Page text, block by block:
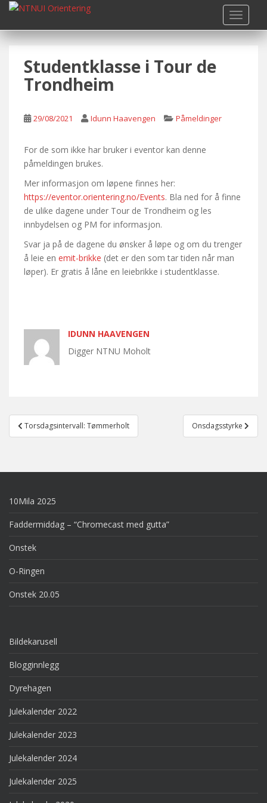
i
Studentklasse i Tour de
Trondheim
29/08/2021 Idunn Haavengen Påmeldinger
For de som ikke har bruker i eventor kan denne
påmeldingen brukes.
Mer informasjon om løpene finnes her:
https://eventor.orientering.no/Events. Bla ned for å finne
de ulike dagene under Tour de Trondheim og les
innbydelsen og PM for informasjon.
Svar ja på de dagene du ønsker å løpe og om du trenger
å leie en emit-brikke (det er den som tar tiden når man
løper). Er gratis å låne en leiebrikke i studentklasse.
IDUNN HAAVENGEN
Digger NTNU Moholt
Post
navigation
Torsdagsintervall: Tømmerholt Onsdagsstyrke
10Mila 2025
Faddermiddag – “Chromecast med gutta”
Onstek
O-Ringen
Onstek 20.05
Bildekarusell
Blogginnlegg
Dyrehagen
Julekalender 2022
Julekalender 2023
Julekalender 2024
Julekalender 2025